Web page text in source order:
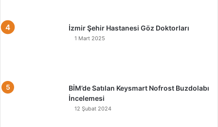
İzmir Şehir Hastanesi Göz Doktorları
1 Mart 2025
BİM’de Satılan Keysmart Nofrost Buzdolabı
İncelemesi
12 Şubat 2024